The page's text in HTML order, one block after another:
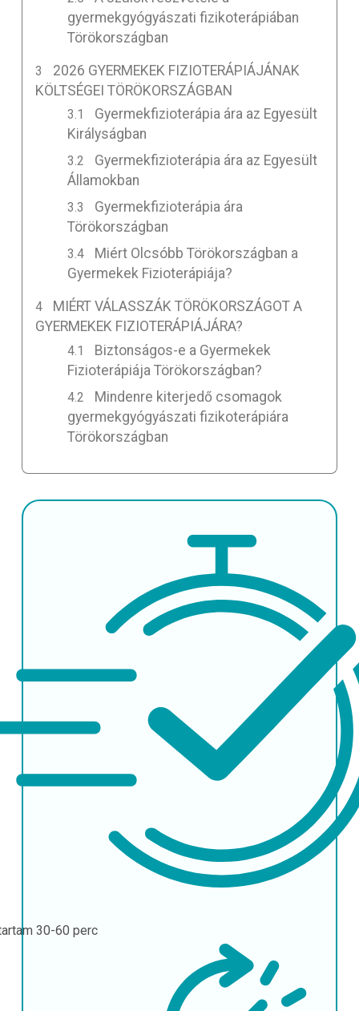
gyermekgyógyászati fizikoterápiában
Törökországban
2026 GYERMEKEK FIZIOTERÁPIÁJÁNAK
KÖLTSÉGEI TÖRÖKORSZÁGBAN
Gyermekfizioterápia ára az Egyesült
Királyságban
Gyermekfizioterápia ára az Egyesült
Államokban
Gyermekfizioterápia ára
Törökországban
Miért Olcsóbb Törökországban a
Gyermekek Fizioterápiája?
MIÉRT VÁLASSZÁK TÖRÖKORSZÁGOT A
GYERMEKEK FIZIOTERÁPIÁJÁRA?
Biztonságos-e a Gyermekek
Fizioterápiája Törökországban?
Mindenre kiterjedő csomagok
gyermekgyógyászati fizikoterápiára
Törökországban
30-60 perc